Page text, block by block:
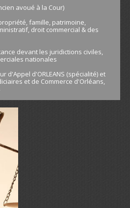
avoué à la Cour)
famille, patrimoine,
droit commercial & des
devant les juridictions civiles,
nationales
d'Appel d'ORLEANS (spécialité) et
et de Commerce d'Orléans,